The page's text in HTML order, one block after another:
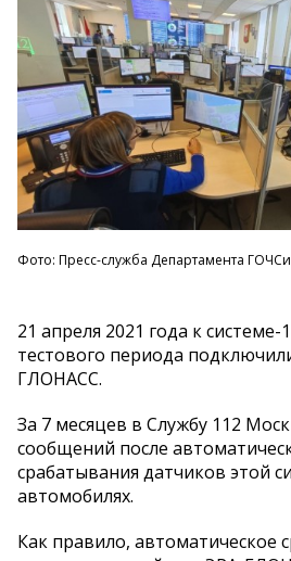
Фото: Пресс-служба Департамента
21 апреля 2021 года к
тестового периода
ГЛОНАСС.
За 7 месяцев в Службу 112
сообщений после
срабатывания датчиков этой
автомобилях.
Как правило, автоматическое